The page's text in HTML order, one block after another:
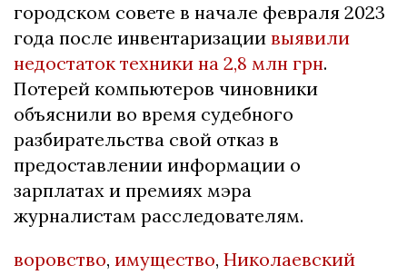
городском совете в начале февраля 2023
года после инвентаризации выявили
недостаток техники на 2,8 млн грн.
Потерей компьютеров чиновники
объяснили во время судебного
разбирательства свой отказ в
предоставлении информации о
зарплатах и премиях мэра
журналистам расследователям.
воровство, имущество, Николаевский